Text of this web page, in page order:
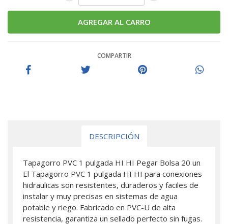
COMPARTIR
DESCRIPCIÓN
Tapagorro PVC 1 pulgada HI HI Pegar Bolsa 20 un
El Tapagorro PVC 1 pulgada HI HI para conexiones
hidraulicas son resistentes, duraderos y faciles de
instalar y muy precisas en sistemas de agua
potable y riego. Fabricado en PVC-U de alta
resistencia, garantiza un sellado perfecto sin fugas.